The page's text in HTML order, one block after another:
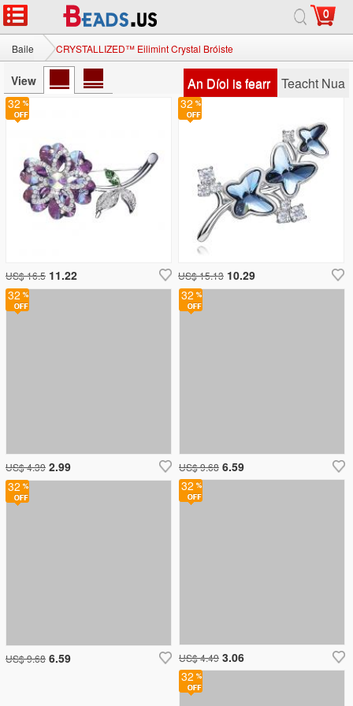
0
Baile CRYSTALLIZED™ Eilimint Crystal Bróiste
View An Díol is fearr Teacht Nua
32
32
US$ 9.68 6.59
32
US$ 9.68 6.59
32
US$ 4.49 3.06
32
US$ 4.39 2.99
32
US$ 16.5 11.22
32
US$ 15.13 10.29